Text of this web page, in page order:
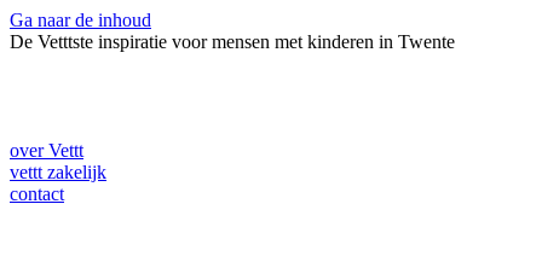
Ga naar de inhoud
De Vetttste inspiratie voor mensen met kinderen in Twente
over Vettt
vettt zakelijk
contact